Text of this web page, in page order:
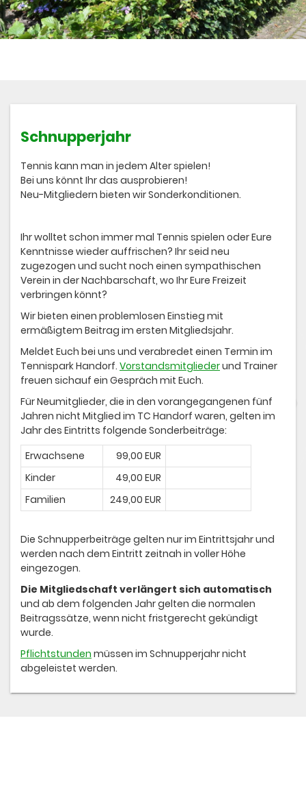
Schnupperjahr
Tennis kann man in jedem Alter spielen!
Bei uns könnt Ihr das ausprobieren!
Neu-Mitgliedern bieten wir Sonderkonditionen.
Ihr wolltet schon immer mal Tennis spielen oder Eure
Kenntnisse wieder auffrischen? Ihr seid neu
zugezogen und sucht noch einen sympathischen
Verein in der Nachbarschaft, wo Ihr Eure Freizeit
verbringen könnt?
Wir bieten einen problemlosen Einstieg mit
ermäßigtem Beitrag im ersten Mitgliedsjahr.
Meldet Euch bei uns und verabredet einen Termin im
Tennispark Handorf. Vorstandsmitgliederund Trainer
freuen sichauf ein Gespräch mit Euch.
Für Neumitglieder, die in den vorangegangenen fünf
Jahren nicht Mitglied im TC Handorf waren, gelten im
Jahr des Eintritts folgende Sonderbeiträge:
Erwachsene
99,00 EUR
Kinder
49,00 EUR
Familien
249,00 EUR
Die Schnupperbeiträge gelten nur im Eintrittsjahr und
werden nach dem Eintritt zeitnah in voller Höhe
eingezogen.
Die Mitgliedschaft verlängert sich automatisch
und ab dem folgenden Jahr gelten die normalen
Beitragssätze, wenn nicht fristgerecht gekündigt
wurde.
Pflichtstunden müssen im Schnupperjahr nicht
abgeleistet werden.